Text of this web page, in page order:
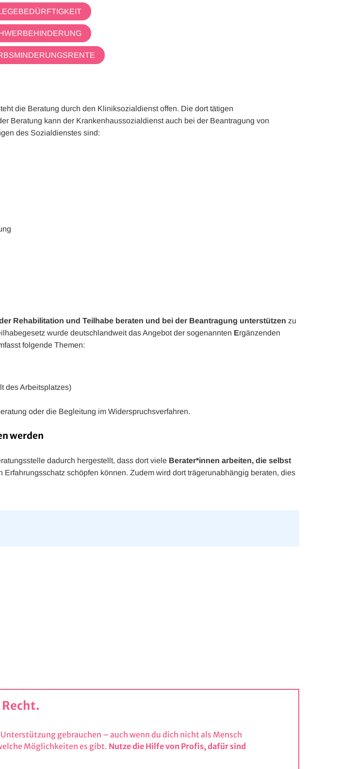
die Beratung durch den Kliniksozialdienst offen. Die dort tätigen
Beratung kann der Krankenhaussozialdienst auch bei der Beantragung von
des Sozialdienstes sind:
Rehabilitation und Teilhabe beraten und bei der Beantragung unterstützen zu
wurde deutschlandweit das Angebot der sogenannten Ergänzenden
folgende Themen:
des Arbeitsplatzes)
oder die Begleitung im Widerspruchsverfahren.
werden
dadurch hergestellt, dass dort viele Berater*innen arbeiten, die selbst
Erfahrungsschatz schöpfen können. Zudem wird dort trägerunabhängig beraten, dies
gebrauchen – auch wenn du dich nicht als Mensch
Möglichkeiten es gibt. Nutze die Hilfe von Profis, dafür sind
keine personenbezogenen Daten.